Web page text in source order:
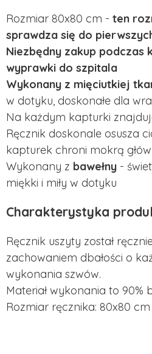
Rozmiar 80x80 cm - ten
sprawdza się do
Niezbędny zakup podczas
wyprawki do szpitala
Wykonany z mięciutkiej
w dotyku, doskonałe dla
Na każdym kapturki
Ręcznik doskonale osusza
kapturek chroni mokrą
Wykonany z bawełny -
miękki i miły w dotyku
Charakterystyka
Ręcznik uszyty został
zachowaniem dbałości o
wykonania szwów.
Materiał wykonania to 90%
Rozmiar ręcznika: 80x80 cm